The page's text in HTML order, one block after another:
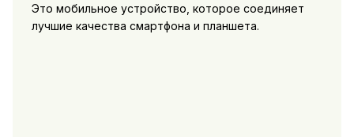
Это мобильное устройство, которое соединяет
лучшие качества смартфона и планшета.